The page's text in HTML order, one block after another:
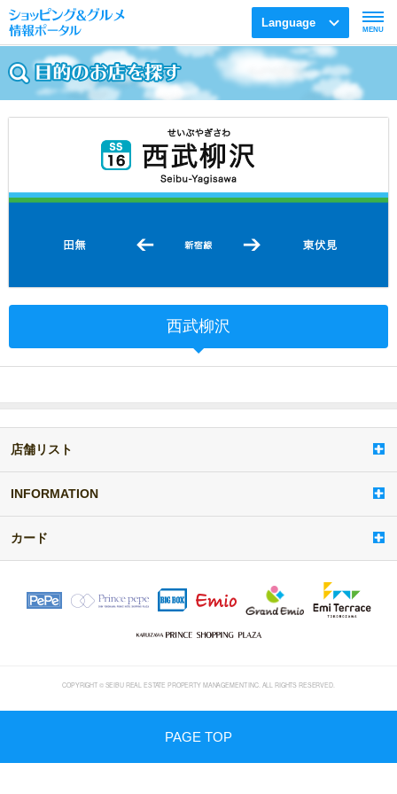
Language
MENU
西武柳沢
店舗リスト
a
d
d
e
INFORMATION
カード
COPYRIGHT © SEIBU REAL ESTATE PROPERTY MANAGEMENT INC. ALL RIGHTS RESERVED.
PAGE TOP